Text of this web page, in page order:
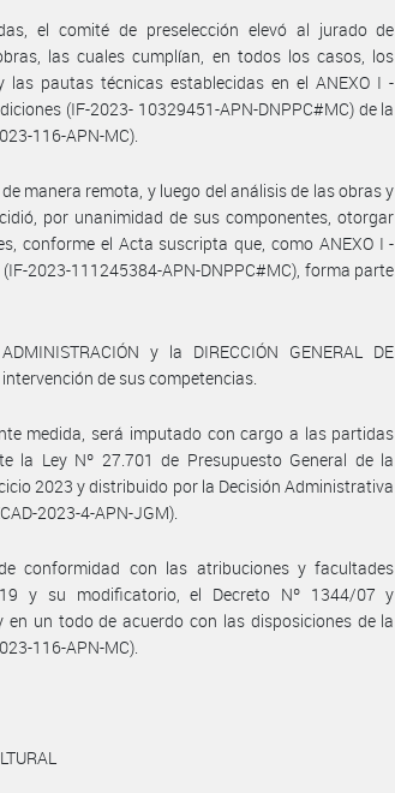
el comité de preselección elevó al jurado de
las cuales cumplían, en todos los casos, los
pautas técnicas establecidas en el ANEXO I -
(IF-2023- 10329451-APN-DNPPC#MC) de la
116-APN-MC).
manera remota, y luego del análisis de las obras y
por unanimidad de sus componentes, otorgar
conforme el Acta suscripta que, como ANEXO I -
(IF-2023-111245384-APN-DNPPC#MC), forma parte
y la DIRECCIÓN GENERAL DE
de sus competencias.
medida, será imputado con cargo a las partidas
la Ley Nº 27.701 de Presupuesto General de la
2023 y distribuido por la Decisión Administrativa
2023-4-APN-JGM).
conformidad con las atribuciones y facultades
y su modificatorio, el Decreto Nº 1344/07 y
un todo de acuerdo con las disposiciones de la
116-APN-MC).